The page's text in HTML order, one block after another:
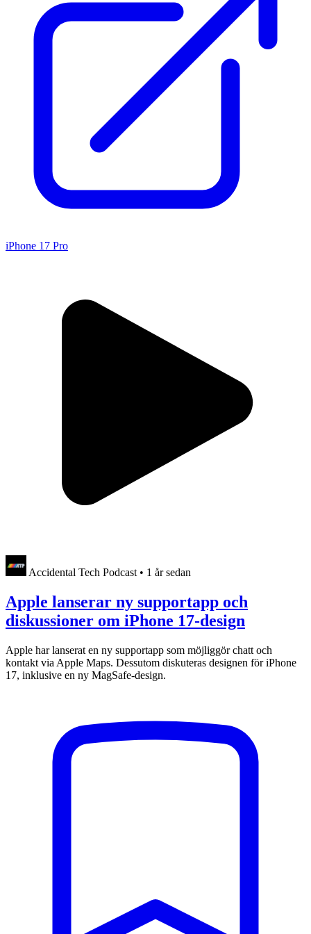
iPhone 17 Pro
Accidental Tech Podcast • 1 år sedan
Apple lanserar ny supportapp och
diskussioner om iPhone 17-design
Apple har lanserat en ny supportapp som möjliggör chatt och
kontakt via Apple Maps. Dessutom diskuteras designen för iPhone
17, inklusive en ny MagSafe-design.